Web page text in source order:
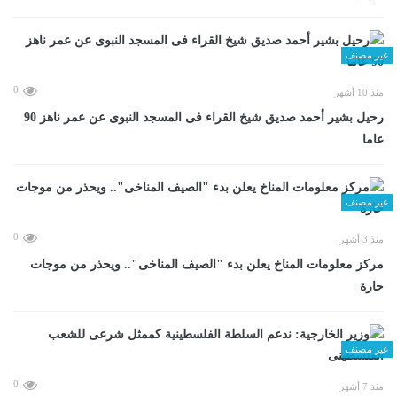
غير مصنف
منذ 10 أشهر 0
رحيل بشير أحمد صديق شيخ القراء فى المسجد النبوى عن عمر ناهز 90
عاما
غير مصنف
منذ 3 أشهر 0
مركز معلومات المناخ يعلن بدء "الصيف المناخى".. ويحذر من موجات
حارة
غير مصنف
منذ 7 أشهر 0